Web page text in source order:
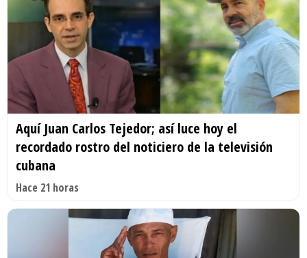
Aquí Juan Carlos Tejedor; así luce hoy el
recordado rostro del noticiero de la televisión
cubana
Hace 21 horas